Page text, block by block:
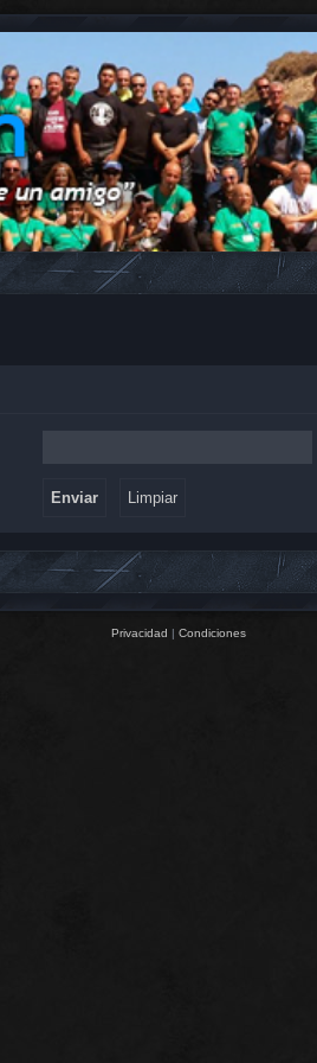
Privacidad | Condiciones